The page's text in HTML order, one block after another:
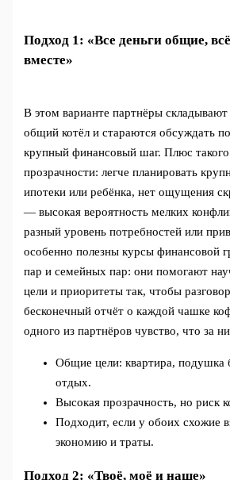
Подход 1: «Все деньги общие,
вместе»
В этом варианте партнёры
общий котёл и стараются обсуждать
крупный финансовый шаг. Плюс
прозрачности: легче планировать
ипотеки или ребёнка, нет ощущения
— высокая вероятность мелких
разный уровень потребностей или
особенно полезны курсы финансовой
пар и семейных пар: они помогают
цели и приоритеты так, чтобы
бесконечный отчёт о каждой чашке
одного из партнёров чувство, что за
Общие цели: квартира, подушка
отдых.
Высокая прозрачность, но риск
Подходит, если у обоих схожие
экономию и траты.
Подход 2: «Твоё, моё и наше»